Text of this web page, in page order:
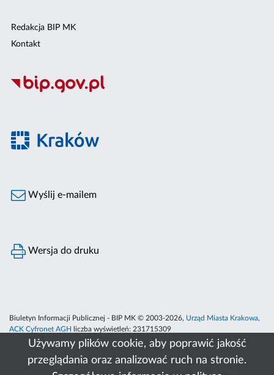
Używamy plików cookie, aby poprawić jakość
przeglądania oraz analizować ruch na stronie.
Redakcja BIP MK
Kontakt
Wyślij e-mailem
Wersja do druku
Biuletyn Informacji Publicznej - BIP MK © 2003-2026, Urząd Miasta Krakowa,
ACK Cyfronet AGH
liczba wyświetleń: 231715309